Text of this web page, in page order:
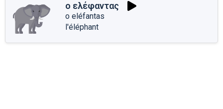
ο ελέφαντας
o eléfantas
l'éléphant